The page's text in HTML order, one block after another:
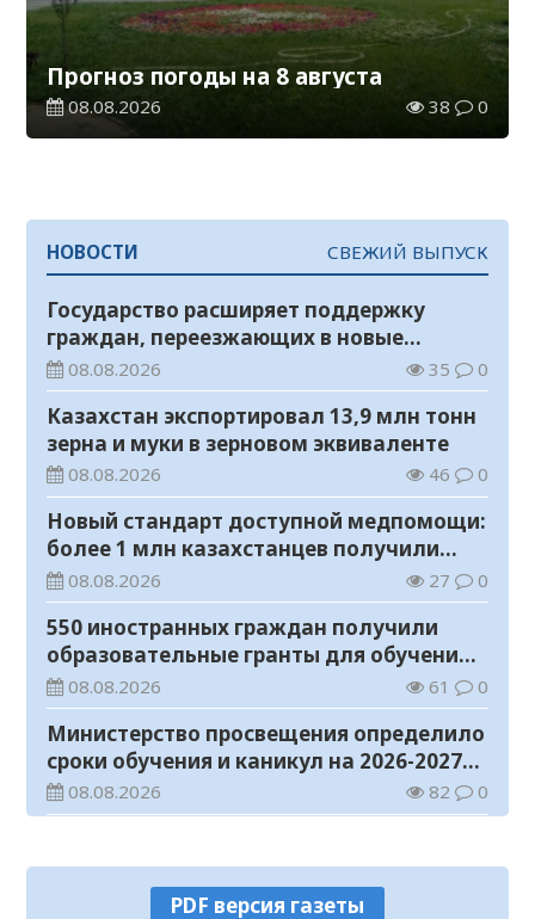
Прогноз погоды на 8 августа
08.08.2026 38 0
НОВОСТИ СВЕЖИЙ ВЫПУСК
Государство расширяет поддержку
граждан, переезжающих в новые
регионы для работы
08.08.2026 35 0
Казахстан экспортировал 13,9 млн тонн
зерна и муки в зерновом эквиваленте
08.08.2026 46 0
Новый стандарт доступной медпомощи:
более 1 млн казахстанцев получили
телемедицинские услуги
08.08.2026 27 0
550 иностранных граждан получили
образовательные гранты для обучения в
Казахстане
08.08.2026 61 0
Министерство просвещения определило
сроки обучения и каникул на 2026-2027
учебный год
08.08.2026 82 0
08.08.2026 38 0
PDF версия газеты